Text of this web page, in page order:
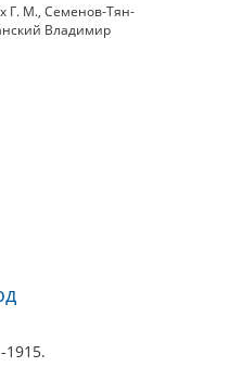
Г. М., Семенов-Тян-
Владимир
1915.